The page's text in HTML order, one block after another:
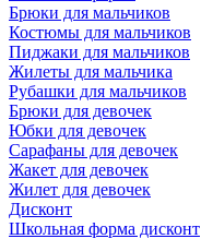
Брюки для мальчиков
Костюмы для мальчиков
Пиджаки для мальчиков
Жилеты для мальчика
Рубашки для мальчиков
Брюки для девочек
Юбки для девочек
Сарафаны для девочек
Жакет для девочек
Жилет для девочек
Дисконт
Школьная форма дисконт